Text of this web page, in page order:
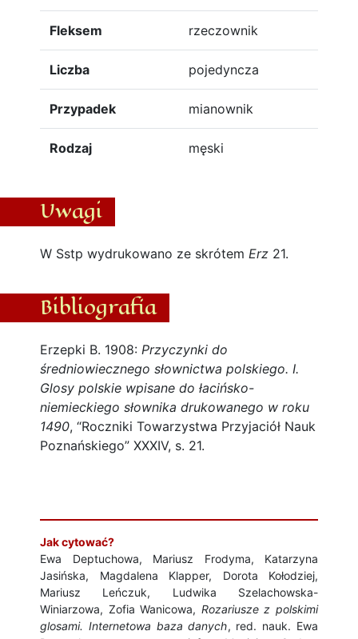
Fleksem rzeczownik
Liczba pojedyncza
Przypadek mianownik
Rodzaj męski
Uwagi
W Sstp wydrukowano ze skrótem Erz 21.
Bibliografia
Erzepki B. 1908: Przyczynki do
średniowiecznego słownictwa polskiego. I.
Glosy polskie wpisane do łacińsko-
niemieckiego słownika drukowanego w roku
1490, “Roczniki Towarzystwa Przyjaciół Nauk
Poznańskiego” XXXIV, s. 21.
Jak cytować?
Ewa Deptuchowa, Mariusz Frodyma, Katarzyna
Jasińska, Magdalena Klapper, Dorota Kołodziej,
Mariusz Leńczuk, Ludwika Szelachowska-
Winiarzowa, Zofia Wanicowa, Rozariusze z polskimi
glosami. Internetowa baza danych, red. nauk. Ewa